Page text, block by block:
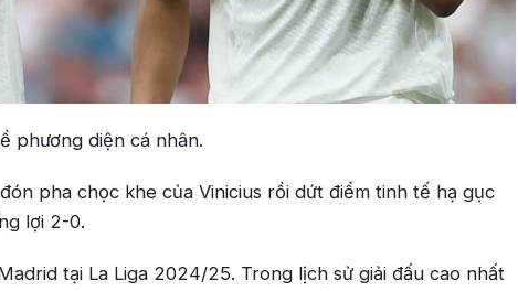
phương diện cá nhân.
pha chọc khe của Vinicius rồi dứt điểm tinh tế hạ gục
lợi 2-0.
tại La Liga 2024/25. Trong lịch sử giải đấu cao nhất